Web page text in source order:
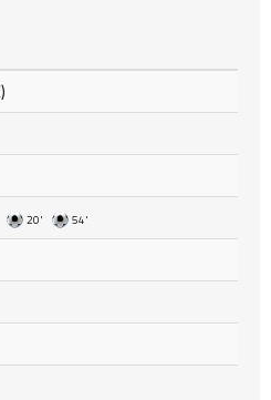
20' 54'